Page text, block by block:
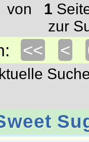
von 1
zur
<< <